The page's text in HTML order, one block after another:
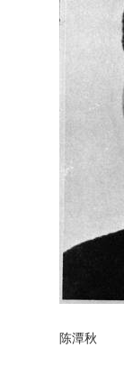
陈潭秋